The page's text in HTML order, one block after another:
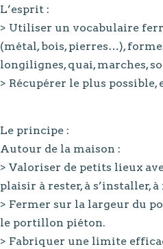
L’esprit :
> Utiliser un vocabulaire
(métal, bois, pierres…),
longilignes, quai, marches,
> Récupérer le plus
Le principe :
Autour de la maison :
> Valoriser de petits lieux
plaisir à rester, à s’installer,
> Fermer sur la largeur du
le portillon piéton.
> Fabriquer une limite